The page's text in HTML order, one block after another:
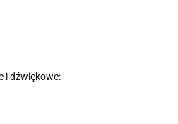
i dźwiękowe: